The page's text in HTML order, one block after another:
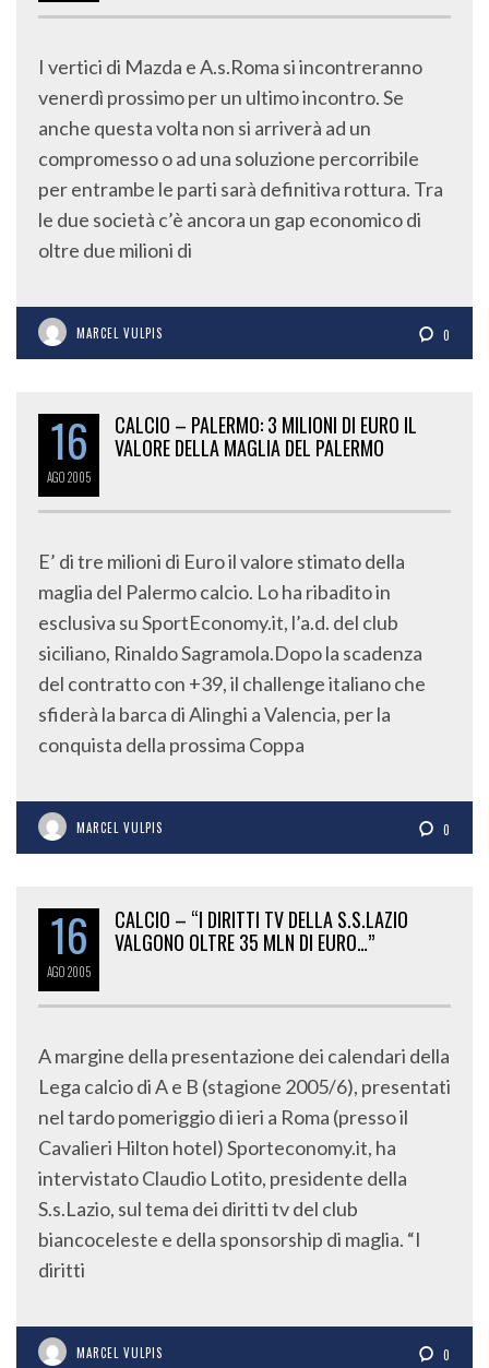
I vertici di Mazda e A.s.Roma si incontreranno
venerdì prossimo per un ultimo incontro. Se
anche questa volta non si arriverà ad un
compromesso o ad una soluzione percorribile
per entrambe le parti sarà definitiva rottura. Tra
le due società c’è ancora un gap economico di
oltre due milioni di
MARCEL VULPIS 0
16
AGO2005
CALCIO – PALERMO: 3 MILIONI DI EURO IL
VALORE DELLA MAGLIA DEL PALERMO
E’ di tre milioni di Euro il valore stimato della
maglia del Palermo calcio. Lo ha ribadito in
esclusiva su SportEconomy.it, l’a.d. del club
siciliano, Rinaldo Sagramola.Dopo la scadenza
del contratto con +39, il challenge italiano che
sfiderà la barca di Alinghi a Valencia, per la
conquista della prossima Coppa
MARCEL VULPIS 0
16
AGO2005
CALCIO – “I DIRITTI TV DELLA S.S.LAZIO
VALGONO OLTRE 35 MLN DI EURO…”
A margine della presentazione dei calendari della
Lega calcio di A e B (stagione 2005/6), presentati
nel tardo pomeriggio di ieri a Roma (presso il
Cavalieri Hilton hotel) Sporteconomy.it, ha
intervistato Claudio Lotito, presidente della
S.s.Lazio, sul tema dei diritti tv del club
biancoceleste e della sponsorship di maglia. “I
diritti
MARCEL VULPIS 0